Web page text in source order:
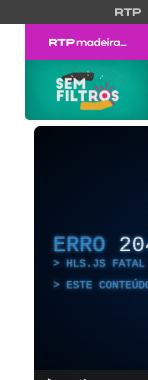
ERRO
HLS.JS FATAL
ESTE